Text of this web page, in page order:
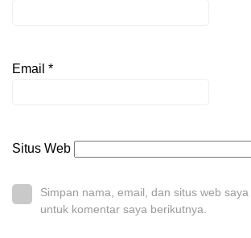
Email *
Situs Web
Simpan nama, email, dan situs web
untuk komentar saya berikutnya.